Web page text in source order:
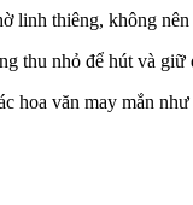
linh thiêng, không
thu nhỏ để hút và
hoa văn may mắn